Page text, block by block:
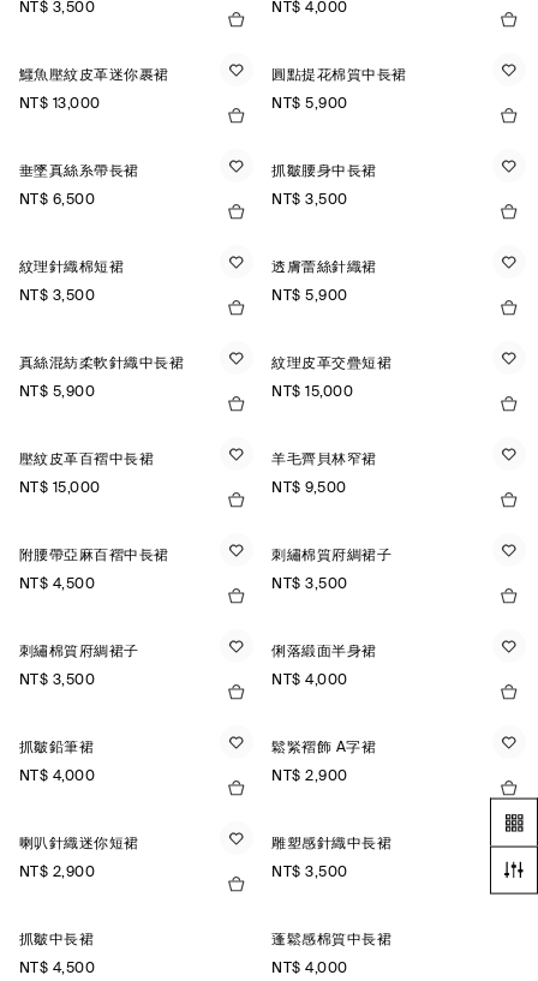
NT$ 3,500
NT$ 4,000
鱷魚壓紋皮革迷你裹裙
NT$ 13,000
圓點提花棉質中長裙
NT$ 5,900
垂墜真絲系帶長裙
NT$ 6,500
抓皺腰身中長裙
NT$ 3,500
紋理針織棉短裙
NT$ 3,500
透膚蕾絲針織裙
NT$ 5,900
真絲混紡柔軟針織中長裙
NT$ 5,900
紋理皮革交疊短裙
NT$ 15,000
壓紋皮革百褶中長裙
NT$ 15,000
羊毛齊貝林窄裙
NT$ 9,500
附腰帶亞麻百褶中長裙
NT$ 4,500
刺繡棉質府綢裙子
NT$ 3,500
刺繡棉質府綢裙子
NT$ 3,500
俐落緞面半身裙
NT$ 4,000
抓皺鉛筆裙
NT$ 4,000
鬆緊褶飾 A字裙
NT$ 2,900
喇叭針織迷你短裙
NT$ 2,900
雕塑感針織中長裙
NT$ 3,500
抓皺中長裙
NT$ 4,500
蓬鬆感棉質中長裙
NT$ 4,000